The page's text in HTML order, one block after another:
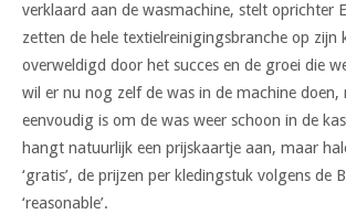
verklaard aan de wasmachine, stelt oprichter
zetten de hele textielreinigingsbranche op zijn
overweldigd door het succes en de groei die
wil er nu nog zelf de was in de machine doen,
eenvoudig is om de was weer schoon in de
hangt natuurlijk een prijskaartje aan, maar
‘gratis’, de prijzen per kledingstuk volgens de
‘reasonable’.